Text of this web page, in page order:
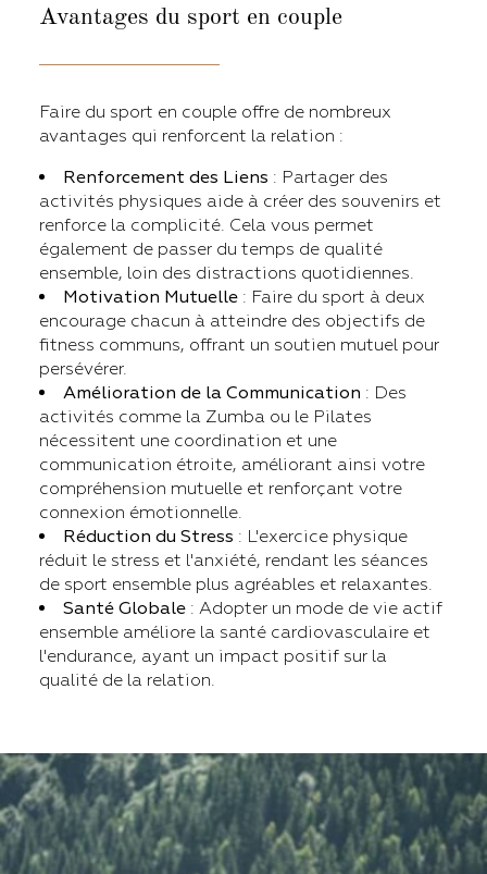
Avantages du sport en couple
Faire du sport en couple offre de nombreux
avantages qui renforcent la relation :
Renforcement des Liens : Partager des
activités physiques aide à créer des souvenirs et
renforce la complicité. Cela vous permet
également de passer du temps de qualité
ensemble, loin des distractions quotidiennes.
Motivation Mutuelle : Faire du sport à deux
encourage chacun à atteindre des objectifs de
fitness communs, offrant un soutien mutuel pour
persévérer.
Amélioration de la Communication : Des
activités comme la Zumba ou le Pilates
nécessitent une coordination et une
communication étroite, améliorant ainsi votre
compréhension mutuelle et renforçant votre
connexion émotionnelle.
Réduction du Stress : L'exercice physique
réduit le stress et l'anxiété, rendant les séances
de sport ensemble plus agréables et relaxantes.
Santé Globale : Adopter un mode de vie actif
ensemble améliore la santé cardiovasculaire et
l'endurance, ayant un impact positif sur la
qualité de la relation.